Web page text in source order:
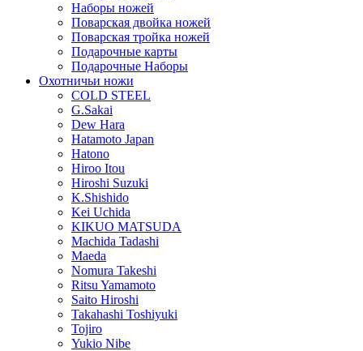
Наборы ножей
Поварская двойка ножей
Поварская тройка ножей
Подарочные карты
Подарочные Наборы
Охотничьи ножи
COLD STEEL
G.Sakai
Dew Hara
Hatamoto Japan
Hatono
Hiroo Itou
Hiroshi Suzuki
K.Shishido
Kei Uchida
KIKUO MATSUDA
Machida Tadashi
Maeda
Nomura Takeshi
Ritsu Yamamoto
Saito Hiroshi
Takahashi Toshiyuki
Tojiro
Yukio Nibe